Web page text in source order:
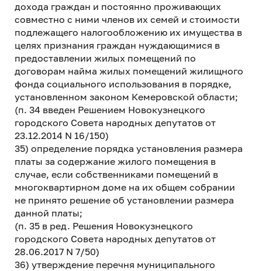
дохода граждан и постоянно проживающих
совместно с ними членов их семей и стоимости
подлежащего налогообложению их имущества в
целях признания граждан нуждающимися в
предоставлении жилых помещений по
договорам найма жилых помещений жилищного
фонда социального использования в порядке,
установленном законом Кемеровской области;
(п. 34 введен Решением Новокузнецкого
городского Совета народных депутатов от
23.12.2014 N 16/150)
35) определение порядка установления размера
платы за содержание жилого помещения в
случае, если собственниками помещений в
многоквартирном доме на их общем собрании
не принято решение об установлении размера
данной платы;
(п. 35 в ред. Решения Новокузнецкого
городского Совета народных депутатов от
28.06.2017 N 7/50)
36) утверждение перечня муниципального